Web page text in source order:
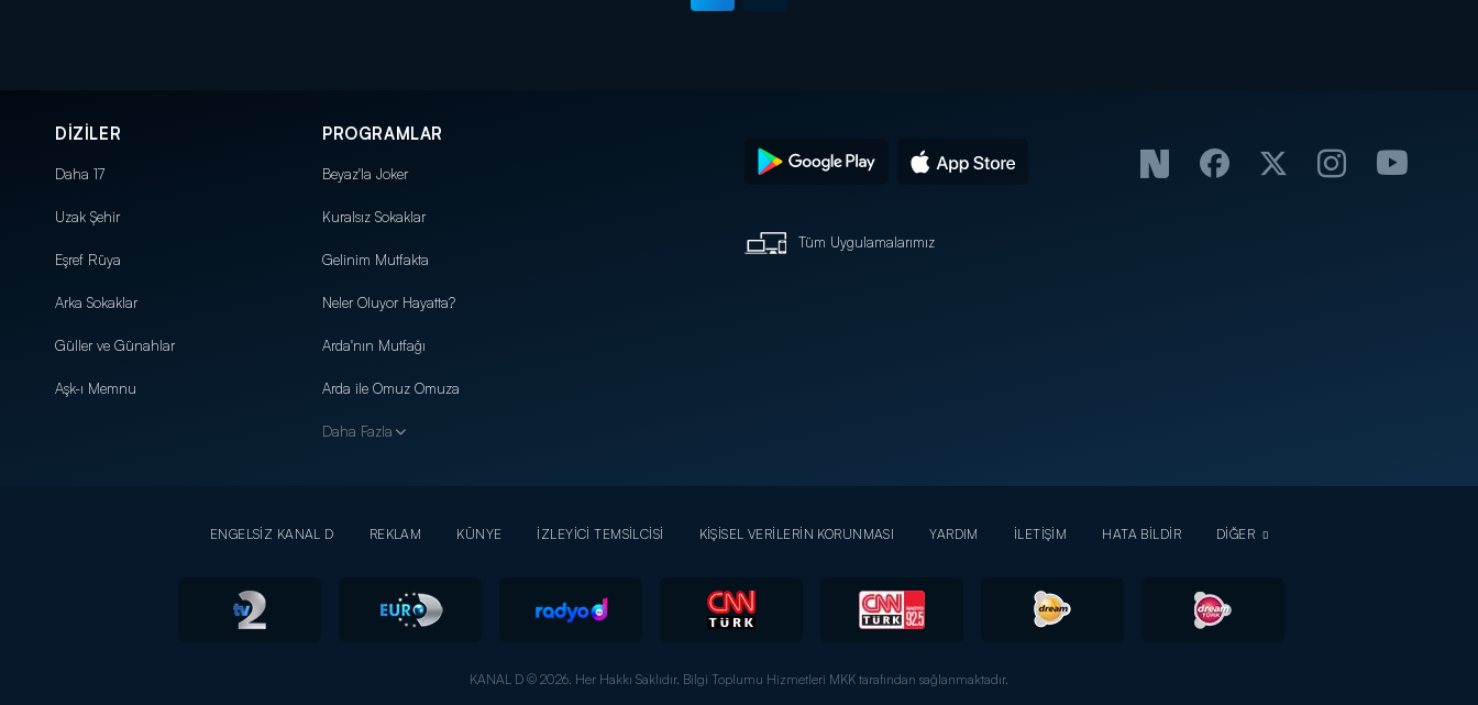
DİZİLER
Daha 17
Uzak Şehir
Eşref Rüya
Arka Sokaklar
Güller ve Günahlar
Aşk-ı Memnu
PROGRAMLAR
Beyaz'la Joker
Kuralsız Sokaklar
Gelinim Mutfakta
Neler Oluyor Hayatta?
Arda'nın Mutfağı
Arda ile Omuz Omuza
Daha Fazla
Tüm Uygulamalarımız
ENGELSİZ KANAL D REKLAM KÜNYE İZLEYİCİ TEMSİLCİSİ KİŞİSEL VERİLERİN KORUNMASI YARDIM İLETİŞİM HATA BİLDİR DİĞER
KANAL D © 2026. Her Hakkı Saklıdır. Bilgi Toplumu Hizmetleri MKK tarafından sağlanmaktadır.